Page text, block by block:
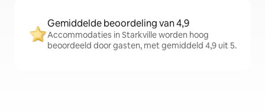
Gemiddelde beoordeling van 4,9
Accommodaties in Starkville worden hoog
beoordeeld door gasten, met gemiddeld 4,9 uit 5.